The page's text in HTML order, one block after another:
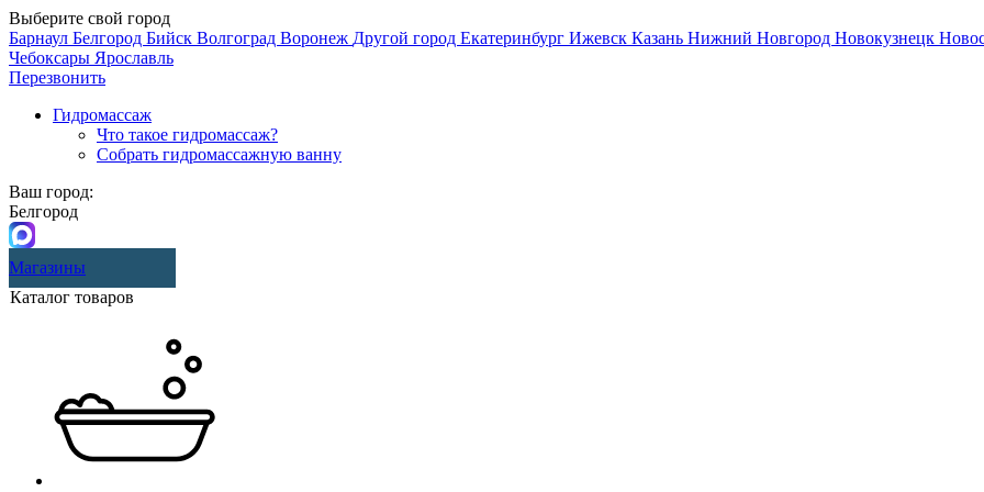
Выберите свой город
Барнаул Белгород Бийск Волгоград Воронеж Другой город Екатеринбург Ижевск Казань Нижний Новгород Новокузнецк
Чебоксары Ярославль
Перезвонить
Гидромассаж
Что такое гидромассаж?
Собрать гидромассажную ванну
Ваш город:
Белгород
Магазины
Каталог товаров